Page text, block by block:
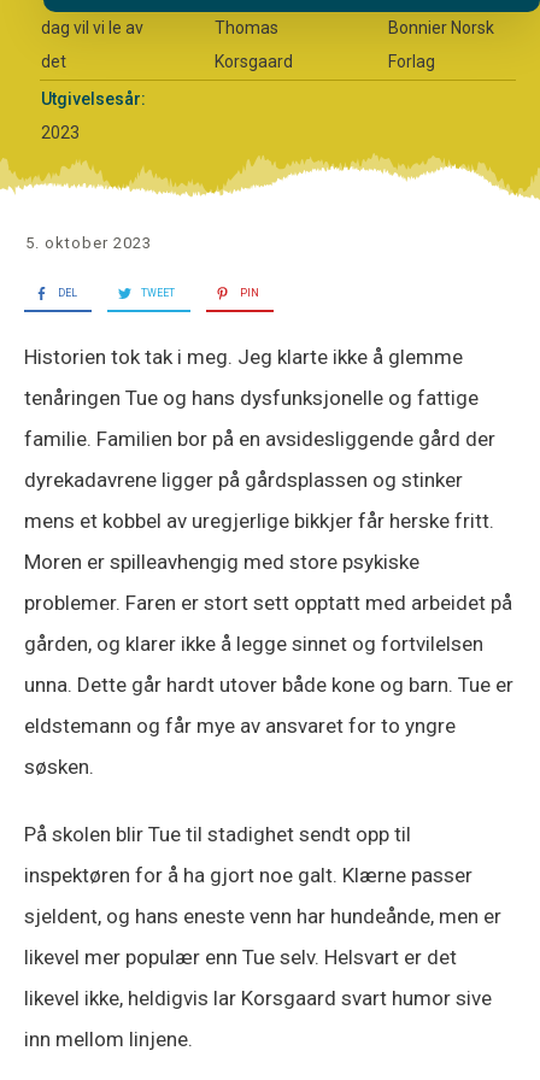
dag vil vi le av
det
Thomas
Korsgaard
Bonnier Norsk
Forlag
Utgivelsesår:
2023
5. oktober 2023
DEL TWEET PIN
Historien tok tak i meg. Jeg klarte ikke å glemme
tenåringen Tue og hans dysfunksjonelle og fattige
familie. Familien bor på en avsidesliggende gård der
dyrekadavrene ligger på gårdsplassen og stinker
mens et kobbel av uregjerlige bikkjer får herske fritt.
Moren er spilleavhengig med store psykiske
problemer. Faren er stort sett opptatt med arbeidet på
gården, og klarer ikke å legge sinnet og fortvilelsen
unna. Dette går hardt utover både kone og barn. Tue er
eldstemann og får mye av ansvaret for to yngre
søsken.
På skolen blir Tue til stadighet sendt opp til
inspektøren for å ha gjort noe galt. Klærne passer
sjeldent, og hans eneste venn har hundeånde, men er
likevel mer populær enn Tue selv. Helsvart er det
likevel ikke, heldigvis lar Korsgaard svart humor sive
inn mellom linjene.